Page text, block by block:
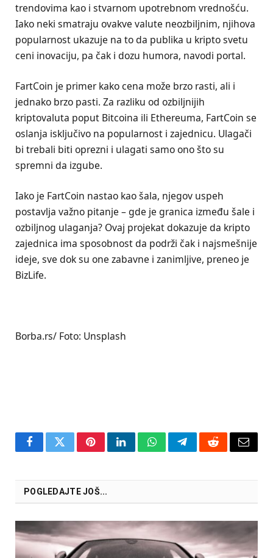
trendovima kao i stvarnom upotrebnom vrednošću.
Iako neki smatraju ovakve valute neozbiljnim, njihova
popularnost ukazuje na to da publika u kripto svetu
ceni inovaciju, pa čak i dozu humora, navodi portal.
FartCoin je primer kako cena može brzo rasti, ali i
jednako brzo pasti. Za razliku od ozbiljnijih
kriptovaluta poput Bitcoina ili Ethereuma, FartCoin se
oslanja isključivo na popularnost i zajednicu. Ulagači
bi trebali biti oprezni i ulagati samo ono što su
spremni da izgube.
Iako je FartCoin nastao kao šala, njegov uspeh
postavlja važno pitanje – gde je granica između šale i
ozbiljnog ulaganja? Ovaj projekat dokazuje da kripto
zajednica ima sposobnost da podrži čak i najsmešnije
ideje, sve dok su one zabavne i zanimljive, preneo je
BizLife.
Borba.rs/ Foto: Unsplash
FacebookTwitterPinterestLinkedInWhatsAppTelegramRedditEmail
POGLEDAJTE JOŠ...